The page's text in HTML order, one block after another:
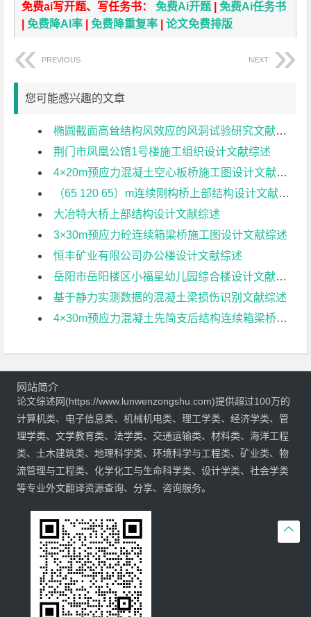
免费ai写开题、写任务书：免费Ai开题 |免费Ai任务书
|免费降AI率 |免费降重复率 |论文免费排版
PREVIOUS NEXT
您可能感兴趣的文章
椭圆截面高耸结构风效应的风洞试验研究文献综述
荆门市凤凰公馆1号楼施工组织设计文献综述
4×20m预应力混凝土空心板桥施工图设计文献综述
（65 120 65）m连续刚构桥上部结构设计文献综述
大冶特大桥上部结构设计文献综述
3×30m预应力砼连续箱梁桥施工图设计文献综述
恒丰矿业有限公司办公楼设计文献综述
岳阳市岳阳楼区小福星幼儿园综合楼设计文献综述
基于静力实测数据的混凝土梁损伤识别文献综述
4×30m预应力混凝土先简支后结构连续箱梁桥部分结构设计文献综述

网站简介
论文综述网(https://www.lunwenzongshu.com)提供超过100万的
计算机类、电子信息类、机械机电类、理工学类、经济学类、管
理学类、文学教育类、法学类、交通运输类、材料类、海洋工程
类、土木建筑类、地理科学类、环境科学与工程类、矿业类、物
流管理与工程类、化学化工与生命科学类、设计学类、社会学类
等专业外文翻译资源查询、分享、咨询服务。